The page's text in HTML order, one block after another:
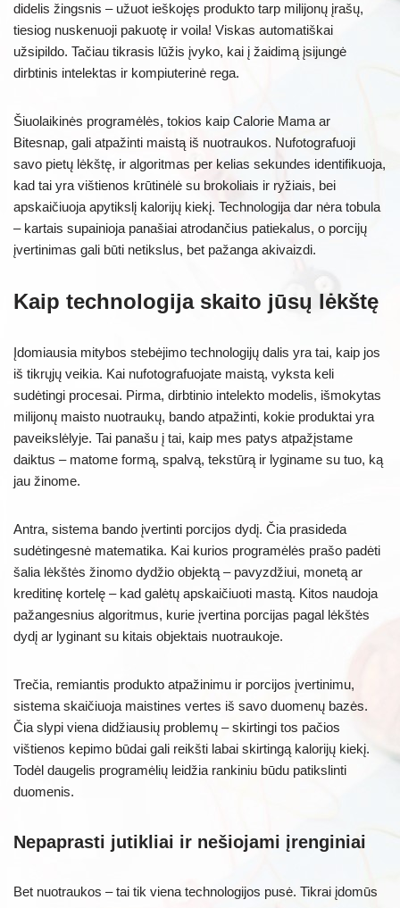
didelis žingsnis – užuot ieškojęs produkto tarp milijonų įrašų,
tiesiog nuskenuoji pakuotę ir voila! Viskas automatiškai
užsipildo. Tačiau tikrasis lūžis įvyko, kai į žaidimą įsijungė
dirbtinis intelektas ir kompiuterinė rega.
Šiuolaikinės programėlės, tokios kaip Calorie Mama ar
Bitesnap, gali atpažinti maistą iš nuotraukos. Nufotografuoji
savo pietų lėkštę, ir algoritmas per kelias sekundes identifikuoja,
kad tai yra vištienos krūtinėlė su brokoliais ir ryžiais, bei
apskaičiuoja apytikslį kalorijų kiekį. Technologija dar nėra tobula
– kartais supainioja panašiai atrodančius patiekalus, o porcijų
įvertinimas gali būti netikslus, bet pažanga akivaizdi.
Kaip technologija skaito jūsų lėkštę
Įdomiausia mitybos stebėjimo technologijų dalis yra tai, kaip jos
iš tikrųjų veikia. Kai nufotografuojate maistą, vyksta keli
sudėtingi procesai. Pirma, dirbtinio intelekto modelis, išmokytas
milijonų maisto nuotraukų, bando atpažinti, kokie produktai yra
paveikslėlyje. Tai panašu į tai, kaip mes patys atpažįstame
daiktus – matome formą, spalvą, tekstūrą ir lyginame su tuo, ką
jau žinome.
Antra, sistema bando įvertinti porcijos dydį. Čia prasideda
sudėtingesnė matematika. Kai kurios programėlės prašo padėti
šalia lėkštės žinomo dydžio objektą – pavyzdžiui, monetą ar
kreditinę kortelę – kad galėtų apskaičiuoti mastą. Kitos naudoja
pažangesnius algoritmus, kurie įvertina porcijas pagal lėkštės
dydį ar lyginant su kitais objektais nuotraukoje.
Trečia, remiantis produkto atpažinimu ir porcijos įvertinimu,
sistema skaičiuoja maistines vertes iš savo duomenų bazės.
Čia slypi viena didžiausių problemų – skirtingi tos pačios
vištienos kepimo būdai gali reikšti labai skirtingą kalorijų kiekį.
Todėl daugelis programėlių leidžia rankiniu būdu patikslinti
duomenis.
Nepaprasti jutikliai ir nešiojami įrenginiai
Bet nuotraukos – tai tik viena technologijos pusė. Tikrai įdomūs